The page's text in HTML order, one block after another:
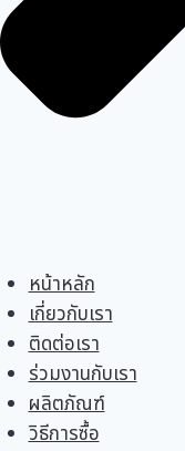
หน้าหลัก
เกี่ยวกับเรา
ติดต่อเรา
ร่วมงานกับเรา
ผลิตภัณฑ์
วิธีการซื้อ